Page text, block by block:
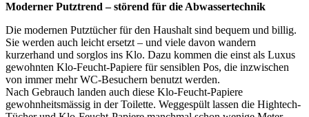
Moderner Putztrend – störend für die Abwassertechnik
Die modernen Putztücher für den Haushalt sind bequem und billig.
Sie werden auch leicht ersetzt – und viele davon wandern
kurzerhand und sorglos ins Klo. Dazu kommen die einst als Luxus
gewohnten Klo-Feucht-Papiere für sensiblen Pos, die inzwischen
von immer mehr WC-Besuchern benutzt werden.
Nach Gebrauch landen auch diese Klo-Feucht-Papiere
gewohnheitsmässig in der Toilette. Weggespült lassen die Hightech-